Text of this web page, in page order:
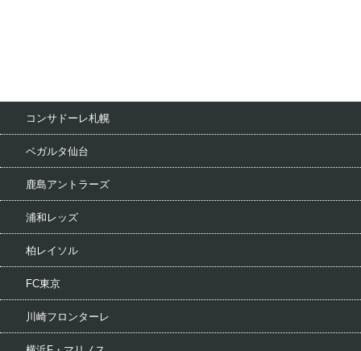
コンサドーレ札幌
ベガルタ仙台
鹿島アントラーズ
浦和レッズ
柏レイソル
FC東京
川崎フロンターレ